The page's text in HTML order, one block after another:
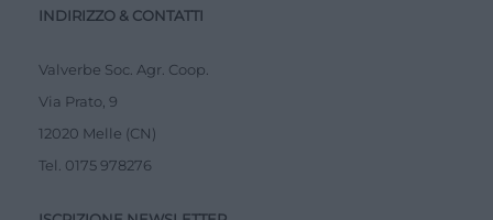
INDIRIZZO & CONTATTI
Valverbe Soc. Agr. Coop.
Via Prato, 9
12020 Melle (CN)
Tel. 0175 978276